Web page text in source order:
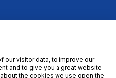
our visitor data, to improve our
and to give you a great website
the cookies we use open the